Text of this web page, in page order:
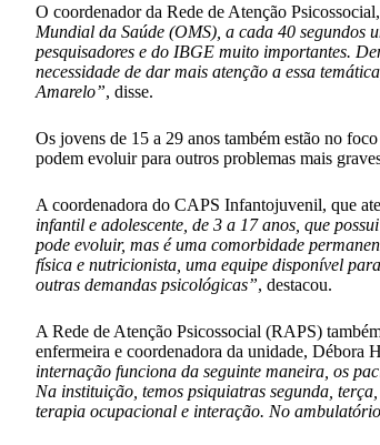
O coordenador da Rede de Atenção
Mundial da Saúde (OMS), a cada 40 segundos
pesquisadores e do IBGE muito importantes.
necessidade de dar mais atenção a essa
Amarelo”, disse.
Os jovens de 15 a 29 anos também estão no
podem evoluir para outros problemas mais
A coordenadora do CAPS Infantojuvenil, que
infantil e adolescente, de 3 a 17 anos, que
pode evoluir, mas é uma comorbidade
física e nutricionista, uma equipe disponível
outras demandas psicológicas”, destacou.
A Rede de Atenção Psicossocial (RAPS)
enfermeira e coordenadora da unidade, Débora
internação funciona da seguinte maneira, os
Na instituição, temos psiquiatras segunda,
terapia ocupacional e interação. No ambulatório